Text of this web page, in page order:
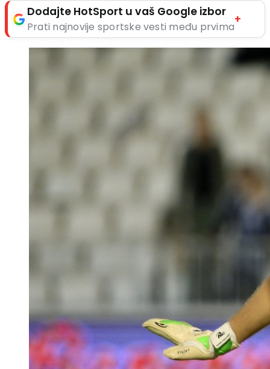
Dodajte HotSport u vaš Google izbor
Prati najnovije sportske vesti među prvima
+